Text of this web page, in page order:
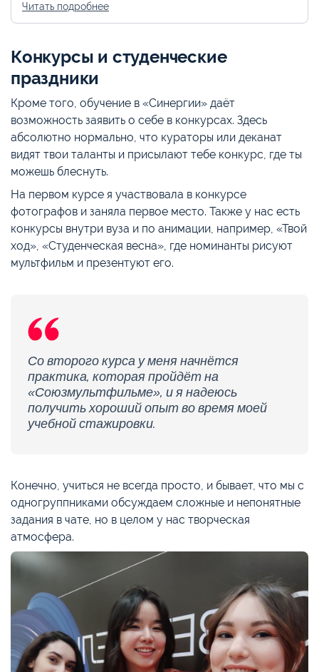
Читать подробнее
Конкурсы и студенческие
праздники
Кроме того, обучение в «Синергии» даёт
возможность заявить о себе в конкурсах. Здесь
абсолютно нормально, что кураторы или деканат
видят твои таланты и присылают тебе конкурс, где ты
можешь блеснуть.
На первом курсе я участвовала в конкурсе
фотографов и заняла первое место. Также у нас есть
конкурсы внутри вуза и по анимации, например, «Твой
ход», «Студенческая весна», где номинанты рисуют
мультфильм и презентуют его.
Со второго курса у меня начнётся
практика, которая пройдёт на
«Союзмультфильме», и я надеюсь
получить хороший опыт во время моей
учебной стажировки.
Конечно, учиться не всегда просто, и бывает, что мы с
одногруппниками обсуждаем сложные и непонятные
задания в чате, но в целом у нас творческая
атмосфера.